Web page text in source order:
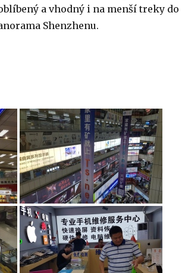
a vhodný i na menší treky do
Shenzhenu.